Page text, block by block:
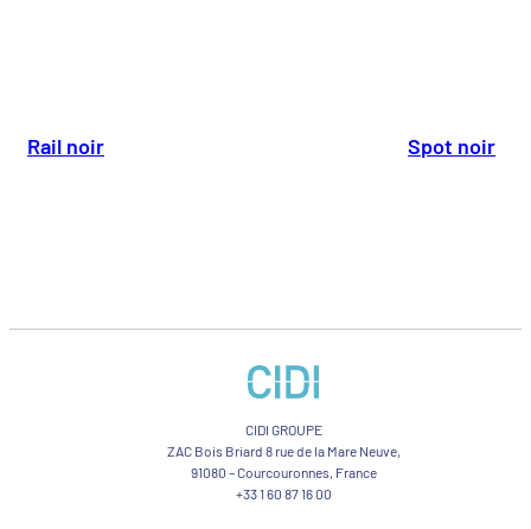
Rail noir Spot noir
CIDI GROUPE
ZAC Bois Briard 8 rue de la Mare Neuve,
91080 – Courcouronnes, France
+33 1 60 87 16 00